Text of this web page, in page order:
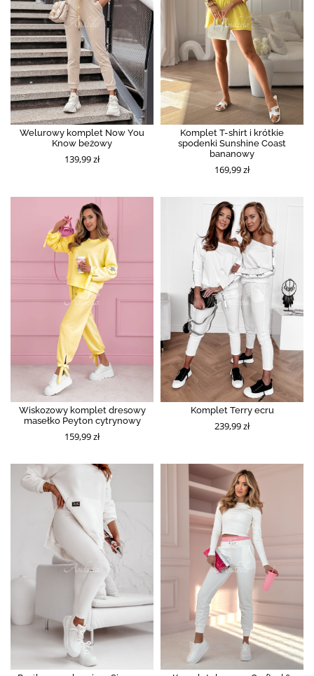
Welurowy komplet Now You
Know beżowy
139,99 zł
Komplet T-shirt i krótkie
spodenki Sunshine Coast
bananowy
169,99 zł
Wiskozowy komplet dresowy
masełko Peyton cytrynowy
159,99 zł
Komplet Terry ecru
239,99 zł